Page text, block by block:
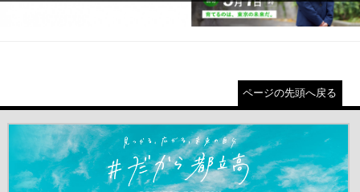
ページの先頭へ戻る
＃だから都立高（別ウインドウが開きます）